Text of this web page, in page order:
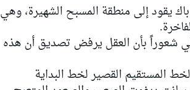
يقود إلى منطقة المسبح الشهيرة، وهي
شعوراً بأن العقل يرفض تصديق أن هذه
المستقيم القصير لخط البداية